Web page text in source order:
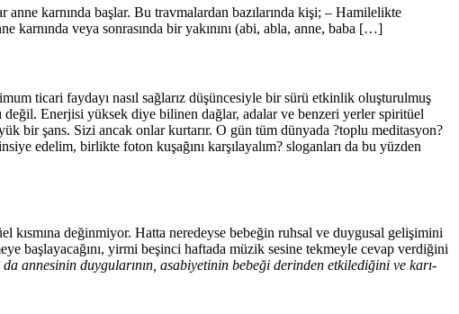
karnında başlar. Bu travmalardan bazılarında kişi; – Hamilelikte
karnında veya sonrasında bir yakınını (abi, abla, anne, baba […]
ticari faydayı nasıl sağlarız düşüncesiyle bir sürü etkinlik oluşturulmuş
Enerjisi yüksek diye bilinen dağlar, adalar ve benzeri yerler spiritüel
bir şans. Sizi ancak onlar kurtarır. O gün tüm dünyada ?toplu meditasyon?
edelim, birlikte foton kuşağını karşılayalım? sloganları da bu yüzden
kısmına değinmiyor. Hatta neredeyse bebeğin ruhsal ve duygusal gelişimini
başlayacağını, yirmi beşinci haftada müzik sesine tekmeyle cevap verdiğini
annesinin duygularının, asabiyetinin bebeği derinden etkilediğini ve karı-